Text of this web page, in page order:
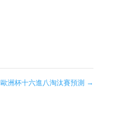
歐洲杯十六進八淘汰賽預測 →